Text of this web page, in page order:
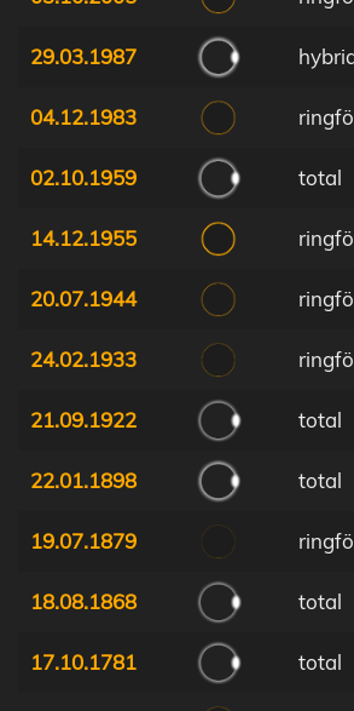
29.03.1987
04.12.1983
02.10.1959 total
14.12.1955
20.07.1944
24.02.1933
21.09.1922 total
22.01.1898 total
19.07.1879
18.08.1868 total
17.10.1781 total